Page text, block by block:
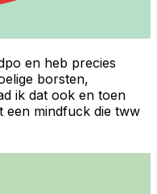
en heb precies
borsten,
ik dat ook en toen
een mindfuck die tww